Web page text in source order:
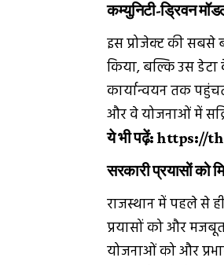
कम्युनिटी-ड्रिवन
इस प्रोजेक्ट की सबसे
किया, बल्कि उस
कार्यान्वयन तक
और वे योजनाओं में
ये भी पढ़ें:https://
सरकारी प्रयासों को
राजस्थान में पहले से
प्रयासों को और
योजनाओं को और